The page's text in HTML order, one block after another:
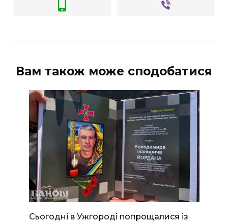
Вам також може сподобатися
Сьогодні в Ужгороді попрощалися із